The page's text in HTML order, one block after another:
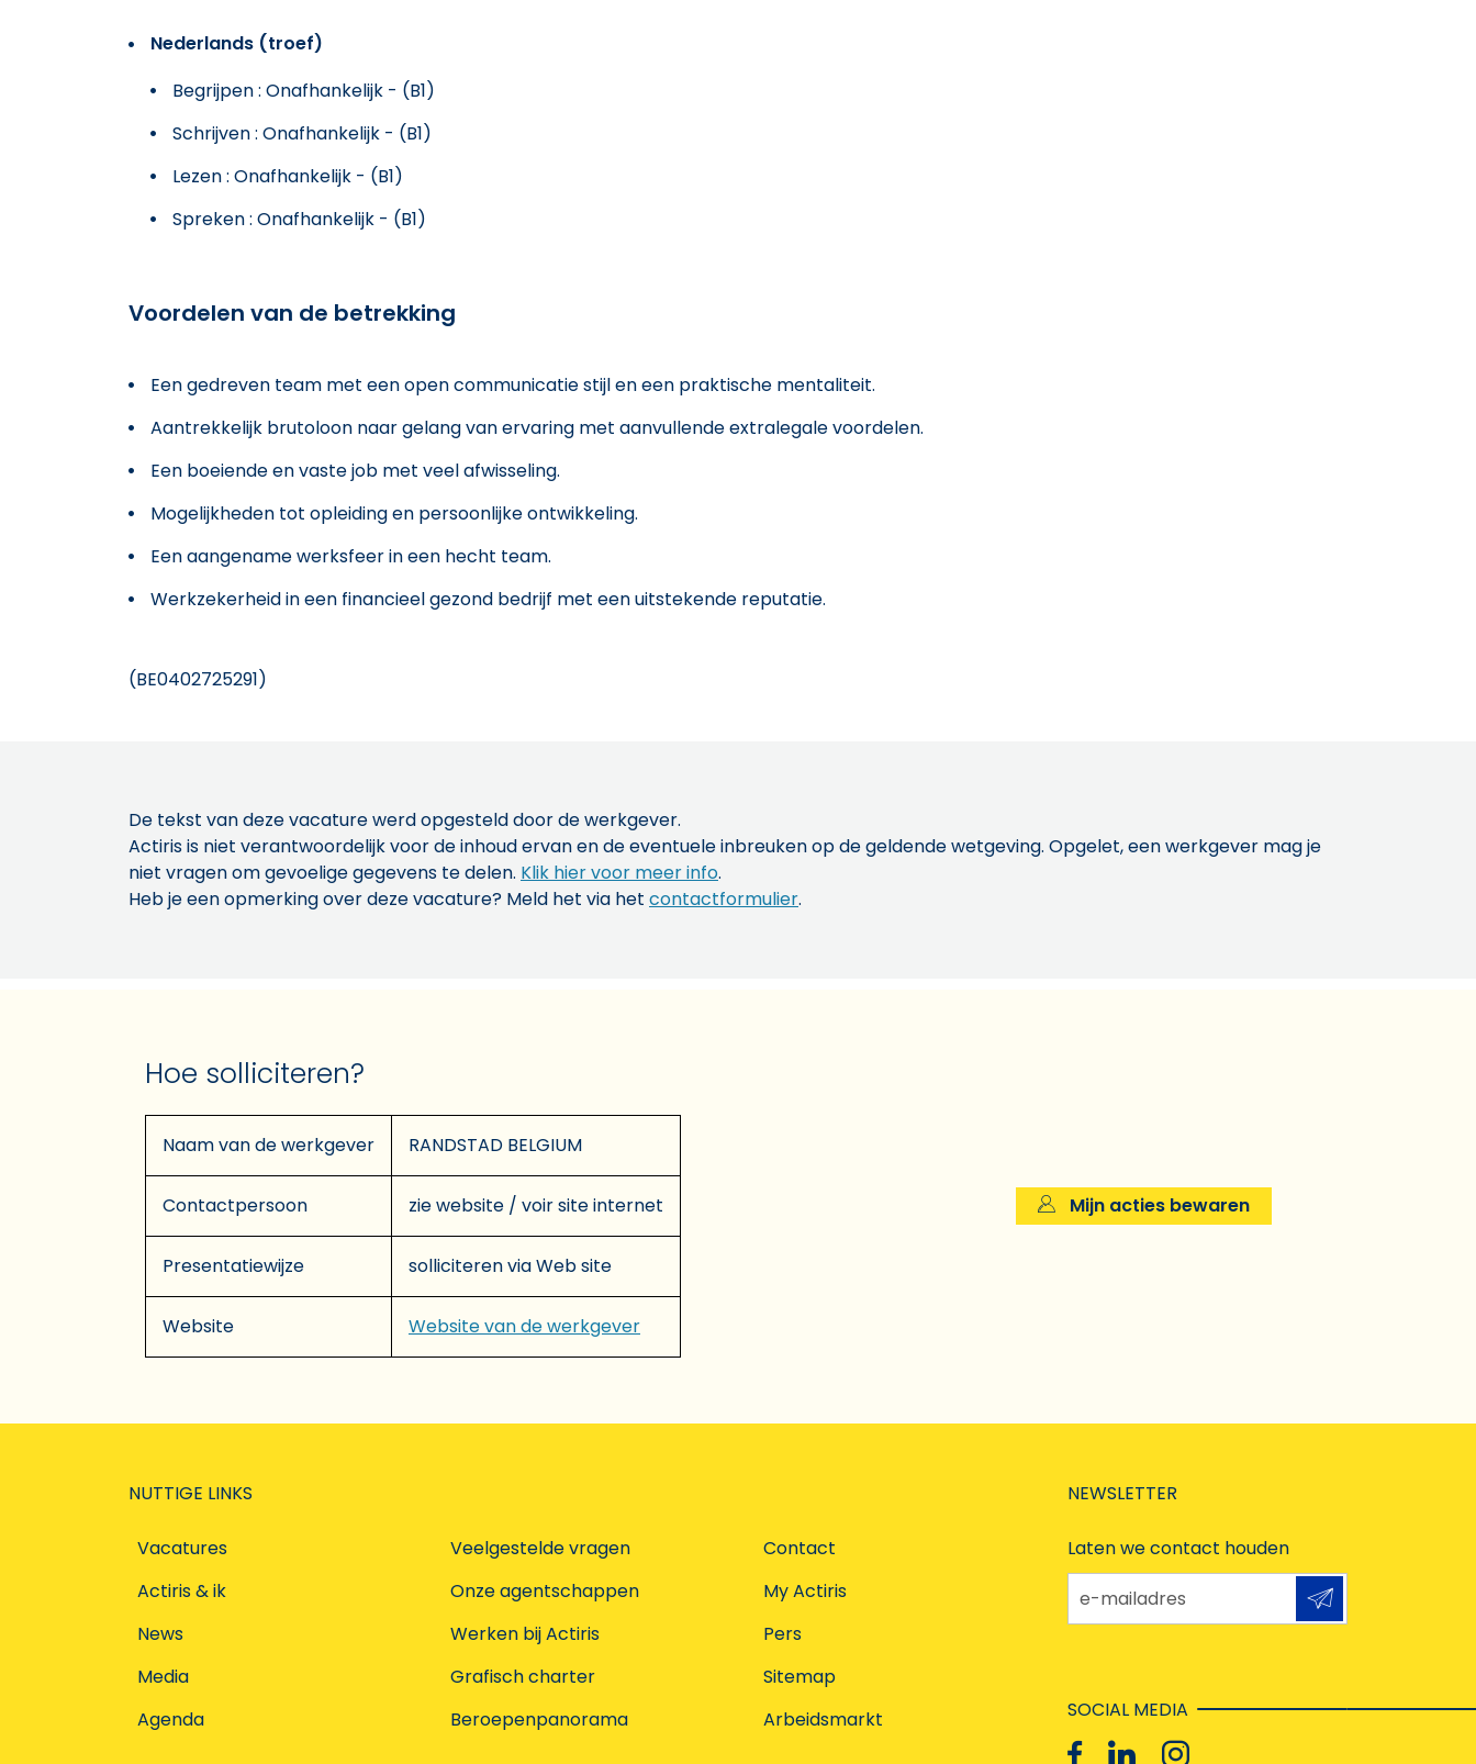
Nederlands (troef)
Begrijpen : Onafhankelijk - (B1)
Schrijven : Onafhankelijk - (B1)
Lezen : Onafhankelijk - (B1)
Spreken : Onafhankelijk - (B1)
Voordelen van de betrekking
Een gedreven team met een open communicatie stijl en een praktische mentaliteit.
Aantrekkelijk brutoloon naar gelang van ervaring met aanvullende extralegale voordelen.
Een boeiende en vaste job met veel afwisseling.
Mogelijkheden tot opleiding en persoonlijke ontwikkeling.
Een aangename werksfeer in een hecht team.
Werkzekerheid in een financieel gezond bedrijf met een uitstekende reputatie.
(BE0402725291)
De tekst van deze vacature werd opgesteld door de werkgever.
Actiris is niet verantwoordelijk voor de inhoud ervan en de eventuele inbreuken op de geldende wetgeving. Opgelet, een werkgever mag je
niet vragen om gevoelige gegevens te delen. Klik hier voor meer info.
Heb je een opmerking over deze vacature? Meld het via het contactformulier.
Hoe solliciteren?
Naam van de werkgever RANDSTAD BELGIUM
Contactpersoon zie website / voir site internet
Presentatiewijze solliciteren via Web site
Website Website van de werkgever
Mijn acties bewaren
NUTTIGE LINKS
Vacatures
Actiris & ik
News
Media
Agenda
Veelgestelde vragen
Onze agentschappen
Werken bij Actiris
Grafisch charter
Beroepenpanorama
Contact
My Actiris
Pers
Sitemap
Arbeidsmarkt
NEWSLETTER
Laten we contact houden
e-mailadres
SOCIAL MEDIA